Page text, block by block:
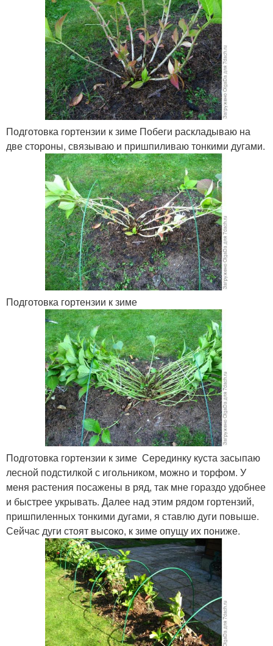
Подготовка гортензии к зиме Побеги раскладываю на
две стороны, связываю и пришпиливаю тонкими дугами.
Подготовка гортензии к зиме
Подготовка гортензии к зиме Серединку куста засыпаю
лесной подстилкой с игольником, можно и торфом. У
меня растения посажены в ряд, так мне гораздо удобнее
и быстрее укрывать. Далее над этим рядом гортензий,
пришпиленных тонкими дугами, я ставлю дуги повыше.
Сейчас дуги стоят высоко, к зиме опущу их пониже.